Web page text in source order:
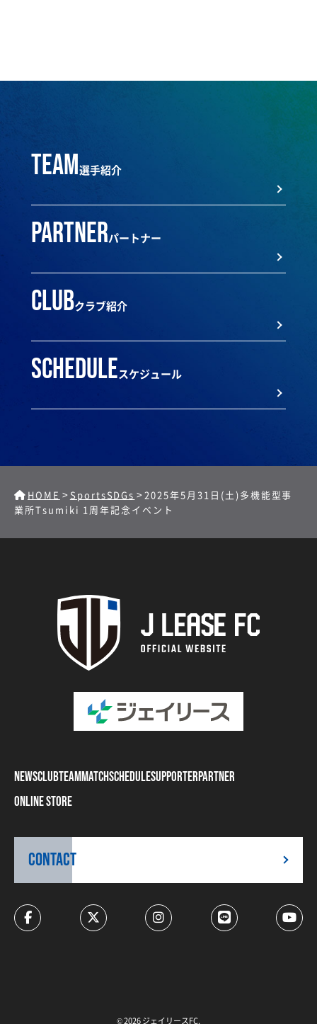
team選手紹介
partnerパートナー
clubクラブ紹介
scheduleスケジュール
HOME > SportsSDGs >2025年5月31日(土)多機能型事
業所Tsumiki 1周年記念イベント
NEWSCLUBTEAMMATCHSCHEDULESUPPORTERPARTNER
ONLINE STORE
CONTACT
© 2026 ジェイリースFC.